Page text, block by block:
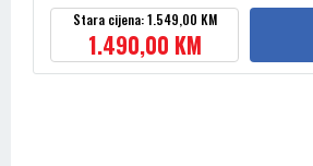
Stara cijena: 1.549,00 KM
1.490,00 KM